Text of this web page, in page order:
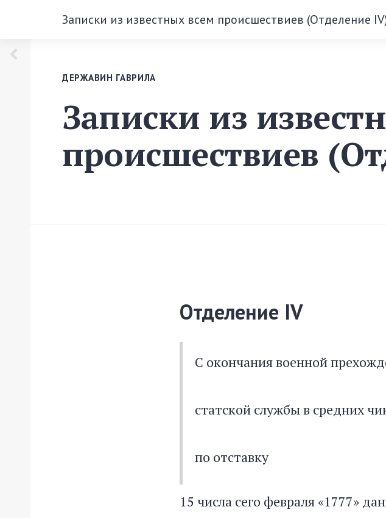
Записки из известных всем происшествиев (Отделение
ДЕРЖАВИН ГАВРИЛА
Записки из
происшествиев
Отделение IV
С окончания военной
статской службы в средних
по отставку
15 числа сего февраля «1777»